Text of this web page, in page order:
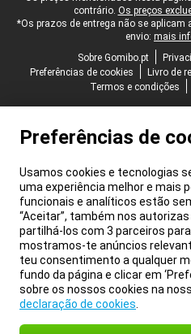
contrário. Os preços
*Os prazos de entrega não se
envio: mais
Sobre Gomibo.pt
Preferências de cookies
Livro de
Termos e condições
Preferências de
Usamos cookies e tecnologias
uma experiência melhor e mais
funcionais e analíticos estão
“Aceitar”, também nos
partilhá-los com 3 parceiros
mostramos-te anúncios
teu consentimento a qualquer
fundo da página e clicar em
sobre os nossos cookies na
declaração de cookies